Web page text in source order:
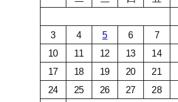
3
4 5 6 7
10
11 12 13 14
17
18 19 20 21
24
25 26 27 28